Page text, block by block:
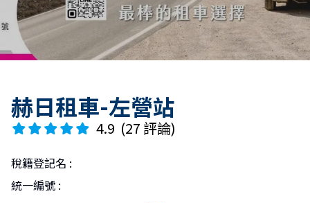
赫日租車-左營站
4.9 (27 評論)
稅籍登記名 :
統一編號 :